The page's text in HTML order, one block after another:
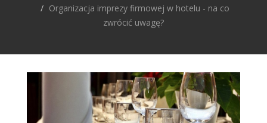
Organizacja imprezy firmowej w hotelu - na co
zwrócić uwagę?